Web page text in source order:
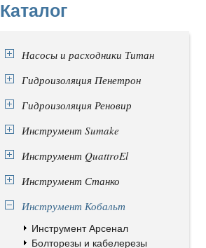
Каталог
Насосы и расходники Титан
Гидроизоляция Пенетрон
Гидроизоляция Реновир
Инструмент Sumake
Инструмент QuattroEl
Инструмент Станко
Инструмент Кобальт
Инструмент Арсенал
Болторезы и кабелерезы